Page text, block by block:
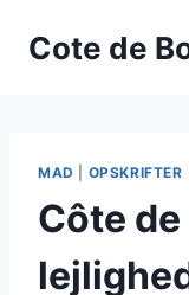
Cote de
MAD OPSKRIFTER
Côte